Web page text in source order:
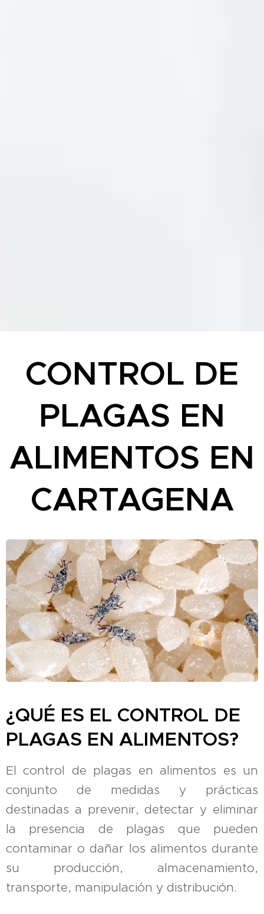
CONTROL DE
PLAGAS EN
ALIMENTOS EN
CARTAGENA
¿QUÉ ES EL CONTROL DE
PLAGAS EN ALIMENTOS?
El control de plagas en alimentos es un
conjunto de medidas y prácticas
destinadas a prevenir, detectar y eliminar
la presencia de plagas que pueden
contaminar o dañar los alimentos durante
su producción, almacenamiento,
transporte, manipulación y distribución.